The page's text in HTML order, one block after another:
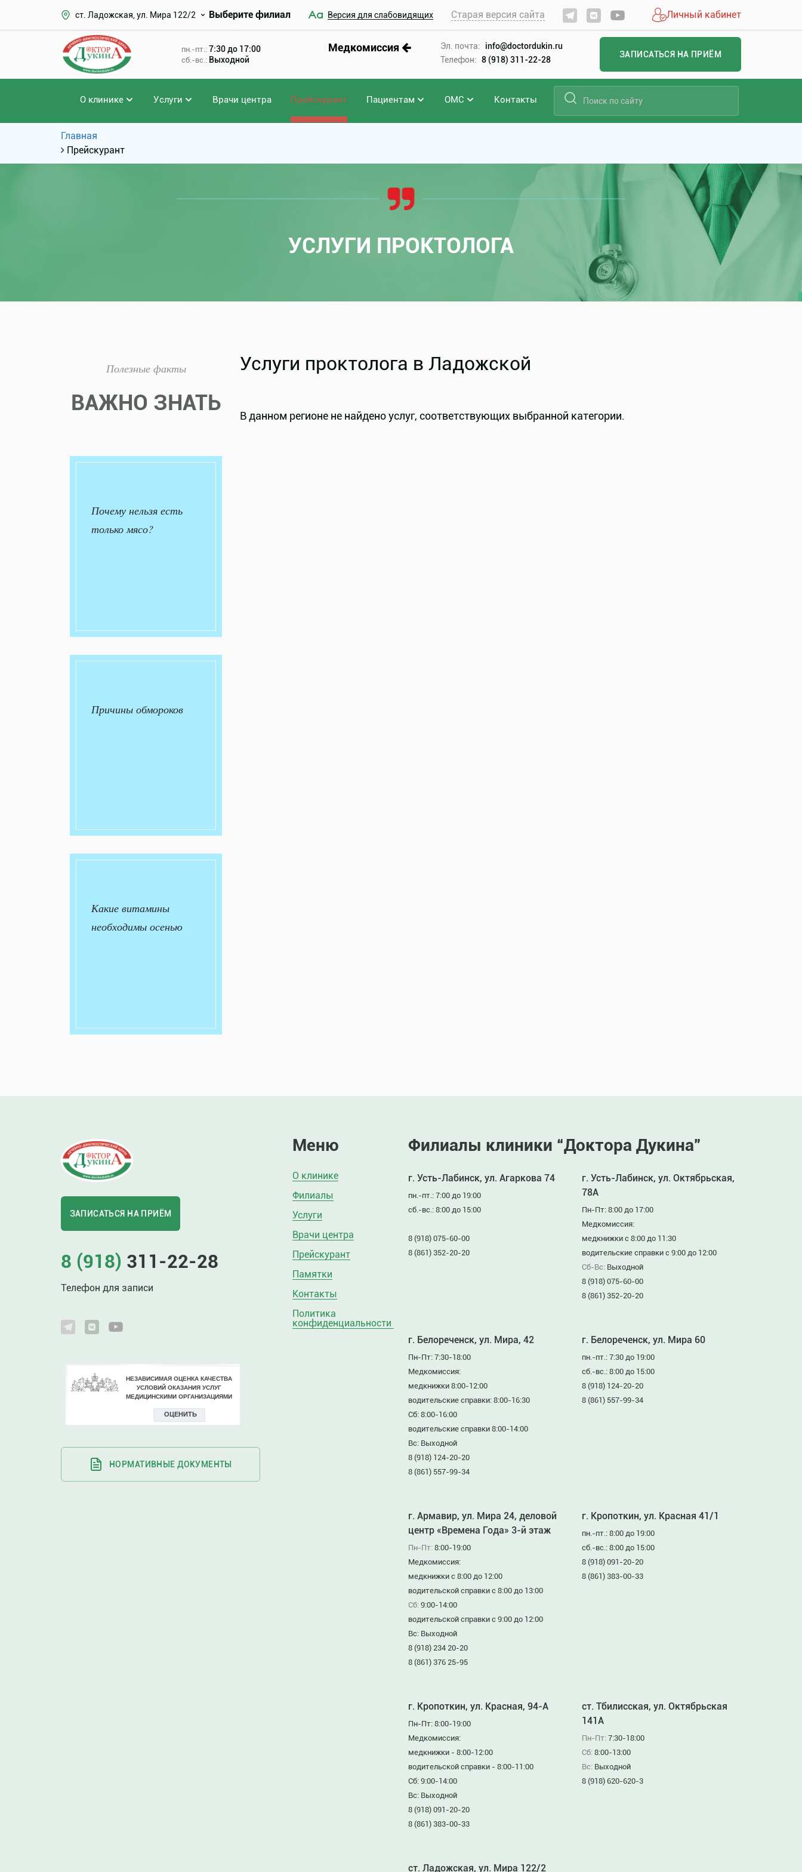
ст. Ладожская, ул. Мира 122/2 Выберите филиал Версия для слабовидящих Старая версия сайта Личный кабинет
пн.-пт.: 7:30 до 17:00
сб.-вс.: Выходной
Медкомиссия Эл. почта:
info@doctordukin.ru
Телефон: 8 (918) 311-22-28
ЗАПИСАТЬСЯ НА ПРИЁМ
О клинике Услуги Врачи центра Прейскурант Пациентам ОМС Контакты
Главная
Прейскурант
УСЛУГИ ПРОКТОЛОГА
Услуги проктолога в Ладожской
В данном регионе не найдено услуг, соответствующих выбранной категории.
Полезные факты
ВАЖНО ЗНАТЬ
Почему нельзя есть
только мясо?
Причины обмороков
Какие витамины
необходимы осенью
ЗАПИСАТЬСЯ НА ПРИЁМ
8 (918) 311-22-28
Телефон для записи
НОРМАТИВНЫЕ ДОКУМЕНТЫ
Меню
О клинике
Филиалы
Услуги
Врачи центра
Прейскурант
Памятки
Контакты
Политика
конфиденциальности
Филиалы клиники “Доктора Дукина”
г. Усть-Лабинск, ул. Агаркова 74
пн.-пт.: 7:00 до 19:00
сб.-вс.: 8:00 до 15:00
8 (918) 075-60-00
8 (861) 352-20-20
г. Усть-Лабинск, ул. Октябрьская,
78А
Пн-Пт: 8:00 до 17:00
Медкомиссия:
медкнижки с 8:00 до 11:30
водительские справки с 9:00 до 12:00
Сб-Вс: Выходной
8 (918) 075-60-00
8 (861) 352-20-20
г. Белореченск, ул. Мира, 42
Пн-Пт: 7:30-18:00
Медкомиссия:
медкнижки 8:00-12:00
водительские справки: 8:00-16:30
Сб: 8:00-16:00
водительские справки 8:00-14:00
Вс: Выходной
8 (918) 124-20-20
8 (861) 557-99-34
г. Белореченск, ул. Мира 60
пн.-пт.: 7:30 до 19:00
сб.-вс.: 8:00 до 15:00
8 (918) 124-20-20
8 (861) 557-99-34
г. Армавир, ул. Мира 24, деловой
центр «Времена Года» 3-й этаж
Пн-Пт: 8:00-19:00
Медкомиссия:
медкнижки с 8:00 до 12:00
водительской справки с 8:00 до 13:00
Сб: 9:00-14:00
водительской справки с 9:00 до 12:00
Вс: Выходной
8 (918) 234 20-20
8 (861) 376 25-95
г. Кропоткин, ул. Красная 41/1
пн.-пт.: 8:00 до 19:00
сб.-вс.: 8:00 до 15:00
8 (918) 091-20-20
8 (861) 383-00-33
г. Кропоткин, ул. Красная, 94-А
Пн-Пт: 8:00-19:00
Медкомиссия:
медкнижки - 8:00-12:00
водительской справки - 8:00-11:00
Сб: 9:00-14:00
Вс: Выходной
8 (918) 091-20-20
8 (861) 383-00-33
ст. Тбилисская, ул. Октябрьская
141А
Пн-Пт: 7:30-18:00
Сб: 8:00-13:00
Вс: Выходной
8 (918) 620-620-3
ст. Ладожская, ул. Мира 122/2